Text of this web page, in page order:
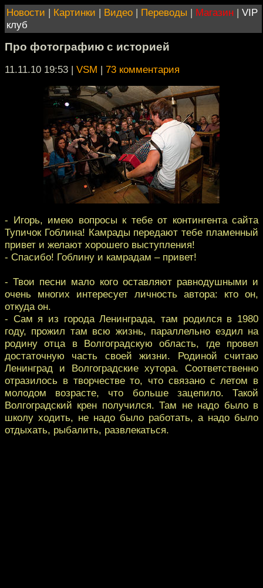
Новости | Картинки | Видео | Переводы | Магазин | VIP
клуб
Про фотографию с историей
11.11.10 19:53 | VSM | 73 комментария
- Игорь, имею вопросы к тебе от контингента сайта
Тупичок Гоблина! Камрады передают тебе пламенный
привет и желают хорошего выступления!
- Спасибо! Гоблину и камрадам – привет!
- Твои песни мало кого оставляют равнодушными и
очень многих интересует личность автора: кто он,
откуда он.
- Сам я из города Ленинграда, там родился в 1980
году, прожил там всю жизнь, параллельно ездил на
родину отца в Волгоградскую область, где провел
достаточную часть своей жизни. Родиной считаю
Ленинград и Волгоградские хутора. Соответственно
отразилось в творчестве то, что связано с летом в
молодом возрасте, что больше зацепило. Такой
Волгоградский крен получился. Там не надо было в
школу ходить, не надо было работать, а надо было
отдыхать, рыбалить, развлекаться.